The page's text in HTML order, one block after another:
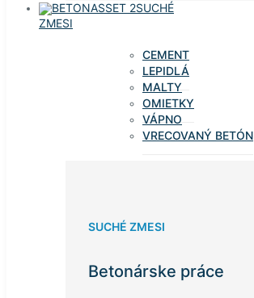
SUCHÉ
ZMESI
CEMENT
LEPIDLÁ
MALTY
OMIETKY
VÁPNO
VRECOVANÝ BETÓN
SUCHÉ ZMESI
Betonárske práce